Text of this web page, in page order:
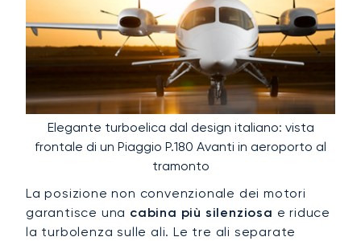
Elegante turboelica dal design italiano: vista
frontale di un Piaggio P.180 Avanti in aeroporto al
tramonto
La posizione non convenzionale dei motori
garantisce una cabina più silenziosa e riduce
la turbolenza sulle ali. Le tre ali separate